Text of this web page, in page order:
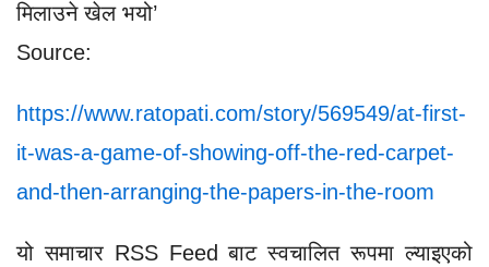
मिलाउने खेल भयो’
Source:
https://www.ratopati.com/story/569549/at-first-
it-was-a-game-of-showing-off-the-red-carpet-
and-then-arranging-the-papers-in-the-room
यो समाचार RSS Feed बाट स्वचालित रूपमा ल्याइएको